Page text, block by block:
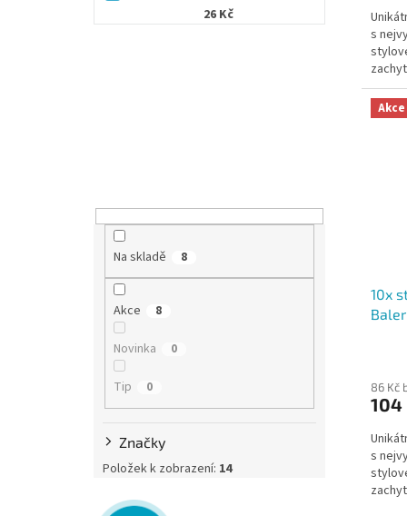
26 Kč
Na skladě 8
Akce 8
Novinka 0
Tip 0
Značky
Položek k zobrazení: 14
z
5
s
Akce
10x
je
z
5
86 Kč
104
s